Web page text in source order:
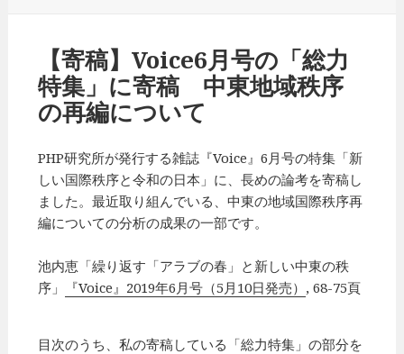
ー
【寄稿】Voice6月号の「総力
特集」に寄稿 中東地域秩序
の再編について
PHP研究所が発行する雑誌『Voice』6月号の特集「新
しい国際秩序と令和の日本」に、長めの論考を寄稿し
ました。最近取り組んでいる、中東の地域国際秩序再
編についての分析の成果の一部です。
池内恵「繰り返す「アラブの春」と新しい中東の秩
序」
『Voice』2019年6月号（5月10日発売） , 68-75頁
目次のうち、私の寄稿している「総力特集」の部分を